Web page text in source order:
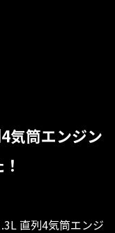
気筒エンジン
直列4気筒エンジ